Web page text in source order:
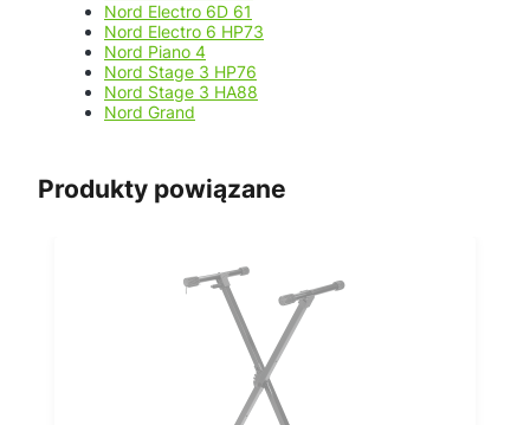
Nord Electro 6D 61
Nord Electro 6 HP73
Nord Piano 4
Nord Stage 3 HP76
Nord Stage 3 HA88
Nord Grand
Produkty powiązane